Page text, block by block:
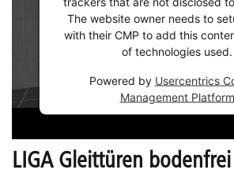
LIGA Gleittüren bodenfrei
The website owner needs to
with their CMP to add this
of technologies used.
Powered by Usercentrics
Management Platform